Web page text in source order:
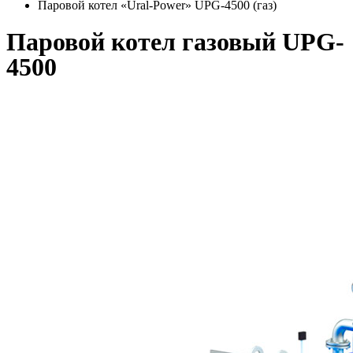
Паровой котел «Ural-Power» UPG-4500 (газ)
Паровой котел газовый UPG-
4500